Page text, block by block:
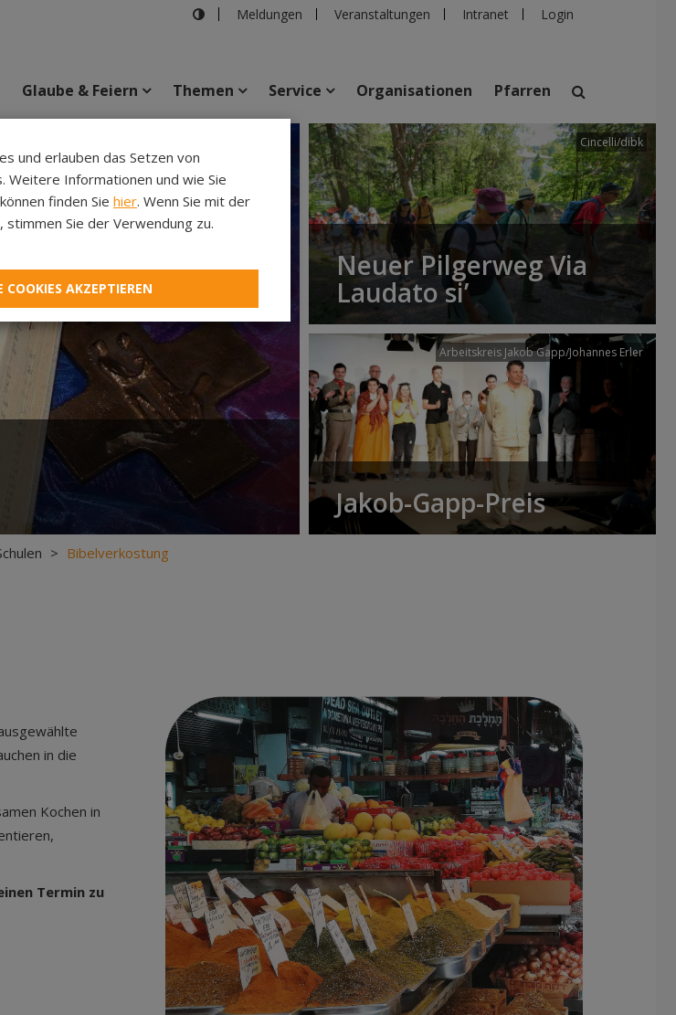
Meldungen Veranstaltungen Intranet Login
suchen
Veranstaltungen Personen Pfarren Einrichtungen
Glaube & Feiern Themen Service Organisationen Pfarren
Cincelli/dibk
Neuer Pilgerweg Via
Laudato si’
Arbeitskreis Jakob Gapp/Johannes Erler
Jakob-Gapp-Preis
> Bibelverkostung
in die
Kochen in
Termin zu
und erlauben das Setzen von
Weitere Informationen und wie Sie
finden Sie hier. Wenn Sie mit der
Sie der Verwendung zu.
COOKIES AKZEPTIEREN